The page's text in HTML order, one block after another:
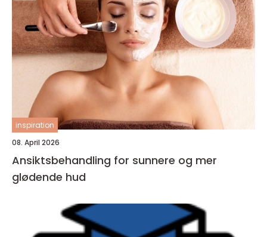
inspiration
08. April 2026
Ansiktsbehandling for sunnere og mer
glødende hud